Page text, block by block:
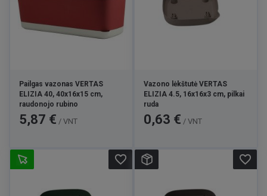
Pailgas vazonas VERTAS
ELIZIA 40, 40x16x15 cm,
raudonojo rubino
Kaina
5,87 € / VNT
Vazono lėkštutė VERTAS
ELIZIA 4.5, 16x16x3 cm, pilkai
ruda
Kaina
0,63 € / VNT
favorite_border favorite_border